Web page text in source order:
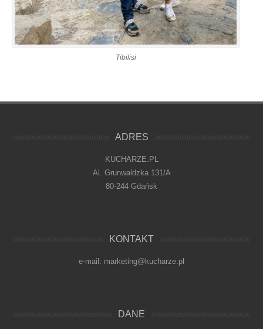
Tibilisi
ADRES
KUCHARZE.PL
Al. Grunwaldzka 131/A
80-244 Gdańsk
KONTAKT
e-mail: marketing@kucharze.pl
DANE